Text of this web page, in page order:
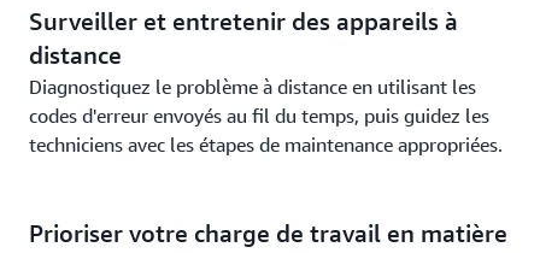
Surveiller et entretenir des appareils à
distance
Diagnostiquez le problème à distance en utilisant les
codes d'erreur envoyés au fil du temps, puis guidez les
techniciens avec les étapes de maintenance appropriées.
Prioriser votre charge de travail en matière